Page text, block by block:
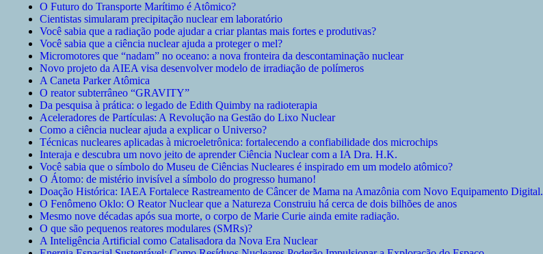
O Futuro do Transporte Marítimo é Atômico?
Cientistas simularam precipitação nuclear em laboratório
Você sabia que a radiação pode ajudar a criar plantas mais fortes e produtivas?
Você sabia que a ciência nuclear ajuda a proteger o mel?
Micromotores que “nadam” no oceano: a nova fronteira da descontaminação nuclear
Novo projeto da AIEA visa desenvolver modelo de irradiação de polímeros
A Caneta Parker Atômica
O reator subterrâneo “GRAVITY”
Da pesquisa à prática: o legado de Edith Quimby na radioterapia
Aceleradores de Partículas: A Revolução na Gestão do Lixo Nuclear
Como a ciência nuclear ajuda a explicar o Universo?
Técnicas nucleares aplicadas à microeletrônica: fortalecendo a confiabilidade dos microchips
Interaja e descubra um novo jeito de aprender Ciência Nuclear com a IA Dra. H.K.
Você sabia que o símbolo do Museu de Ciências Nucleares é inspirado em um modelo atômico?
O Átomo: de mistério invisível a símbolo do progresso humano!
Doação Histórica: IAEA Fortalece Rastreamento de Câncer de Mama na Amazônia com Novo Equipamento Digital.
O Fenômeno Oklo: O Reator Nuclear que a Natureza Construiu há cerca de dois bilhões de anos
Mesmo nove décadas após sua morte, o corpo de Marie Curie ainda emite radiação.
O que são pequenos reatores modulares (SMRs)?
A Inteligência Artificial como Catalisadora da Nova Era Nuclear